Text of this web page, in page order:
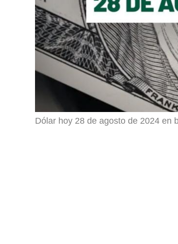
Dólar hoy 28 de agosto de 2024 en